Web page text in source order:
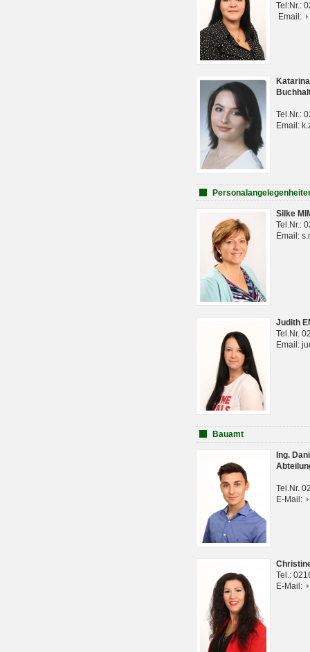
Tel:Nr.:
Email:
Tel.Nr.:
Email:
Silke
Tel.Nr.:
Email:
Judith
Tel.Nr.
Email:
Bauamt
Ing.
Tel.Nr.
E-Mail:
Tel.:
E-Mail: